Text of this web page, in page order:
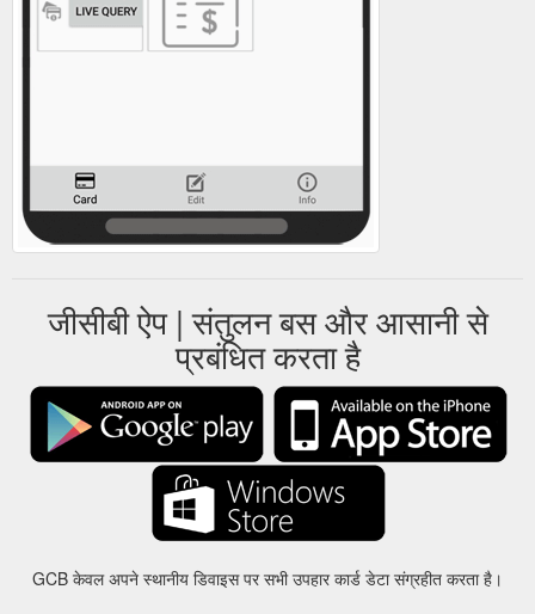
जीसीबी ऐप | संतुलन बस और आसानी से
प्रबंधित करता है
GCB केवल अपने स्थानीय डिवाइस पर सभी उपहार कार्ड डेटा संग्रहीत करता है।